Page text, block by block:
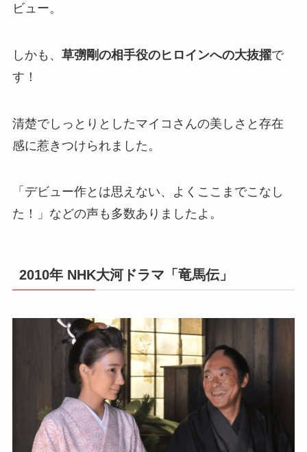
ビュー。
しかも、 草彅剛の相手役のヒロインへの大抜擢で
す！
清楚でしっとりとしたマイコさんの美しさと存在
感に惹きつけられました。
「デビュー作とは思えない、よくここまでこなし
た！」などの声も多数ありましたよ。
2010年 NHK大河ドラマ「竜馬伝」